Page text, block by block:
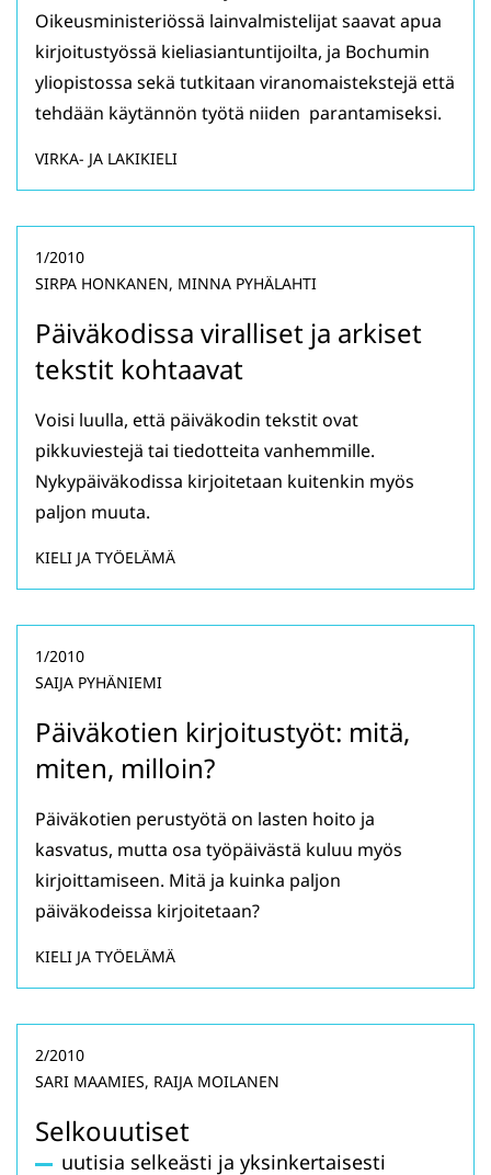
Oikeusministeriössä lainvalmistelijat saavat apua
kirjoitustyössä kieliasiantuntijoilta, ja Bochumin
yliopistossa sekä tutkitaan viranomaistekstejä että
tehdään käytännön työtä niiden parantamiseksi.
VIRKA- JA LAKIKIELI
Päiväkodissa viralliset ja arkiset
tekstit kohtaavat
1/2010
SIRPA HONKANEN, MINNA PYHÄLAHTI
Voisi luulla, että päiväkodin tekstit ovat
pikkuviestejä tai tiedotteita vanhemmille.
Nykypäiväkodissa kirjoitetaan kuitenkin myös
paljon muuta.
KIELI JA TYÖELÄMÄ
Päiväkotien kirjoitustyöt: mitä,
miten, milloin?
1/2010
SAIJA PYHÄNIEMI
Päiväkotien perustyötä on lasten hoito ja
kasvatus, mutta osa työpäivästä kuluu myös
kirjoittamiseen. Mitä ja kuinka paljon
päiväkodeissa kirjoitetaan?
KIELI JA TYÖELÄMÄ
Selkouutiset
uutisia selkeästi ja yksinkertaisesti
2/2010
SARI MAAMIES, RAIJA MOILANEN